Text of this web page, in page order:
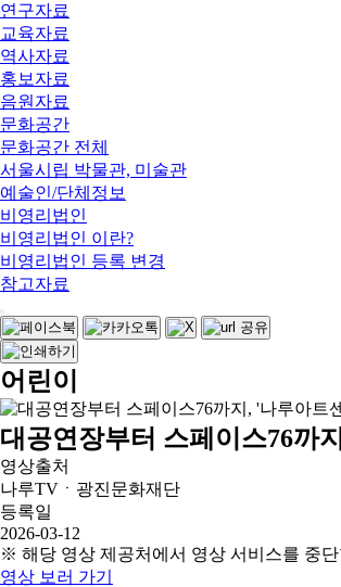
연구자료
교육자료
역사자료
홍보자료
음원자료
문화공간
문화공간 전체
서울시립 박물관, 미술관
예술인/단체정보
비영리법인
비영리법인 이란?
비영리법인 등록 변경
참고자료
어린이
대공연장부터 스페이스76까
영상출처
나루TVㆍ광진문화재단
등록일
2026-03-12
※ 해당 영상 제공처에서 영상 서비스를 중
영상 보러 가기